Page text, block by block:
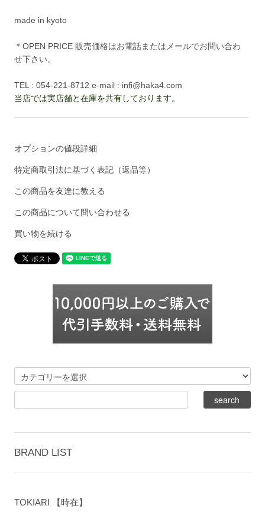
made in kyoto
＊OPEN PRICE 販売価格はお電話またはメールでお問い合わ
せ下さい。
TEL : 054-221-8712 e-mail : infi@haka4.com
当店では実店舗と在庫を共有しております。
オプションの値段詳細
特定商取引法に基づく表記（返品等）
この商品を友達に教える
この商品について問い合わせる
買い物を続ける
BRAND LIST
TOKIARI 【時在】